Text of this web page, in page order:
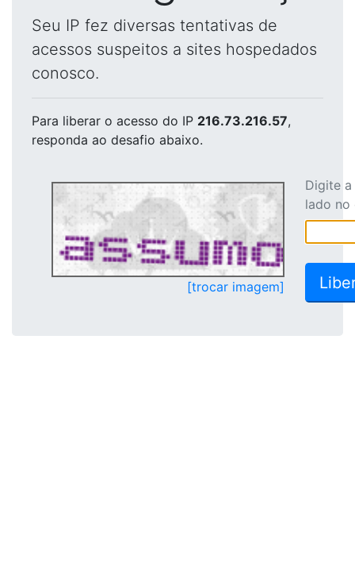
Seu IP fez diversas tentativas de
acessos suspeitos a sites hospedados
conosco.
Para liberar o acesso do IP 216.73.216.57,
responda ao desafio abaixo.
[trocar imagem]
Digite
lado no